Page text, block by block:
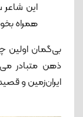
این شاعر
همراه
بی‌گمان اولین
ذهن متبادر
ایران‌زمین و